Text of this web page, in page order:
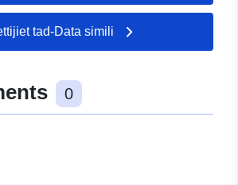
tad-Data simili
0